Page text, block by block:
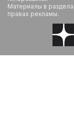
Материалы в
правах рекламы.